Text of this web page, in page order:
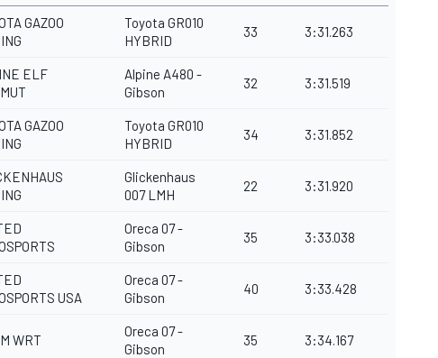
GAZOO
Toyota GR010
HYBRID
33 3:31.263
ELF
Alpine A480 -
Gibson
32 3:31.519
GAZOO
Toyota GR010
HYBRID
34 3:31.852
Glickenhaus
007 LMH
22 3:31.920
Oreca 07 -
Gibson
35 3:33.038
USA
Oreca 07 -
Gibson
40 3:33.428
WRT
Oreca 07 -
Gibson
35 3:34.167